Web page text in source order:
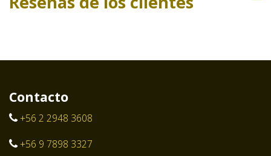
Contacto
+56 2 2948 3608
+56 9 7898 3327